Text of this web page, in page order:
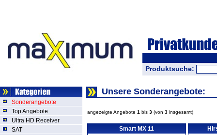
Produktsuche:
Sonderangebote
Top Angebote
Ultra HD Receiver
SAT
Unsere Sonderangebote:
angezeigte Angebote 1 bis 3 (von 3 insgesamt)
Smart MX 11